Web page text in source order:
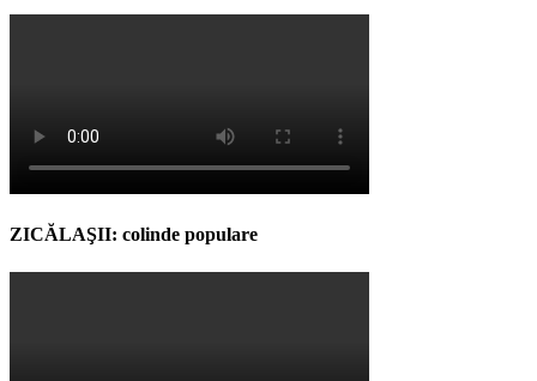
ZICĂLAŞII: colinde populare